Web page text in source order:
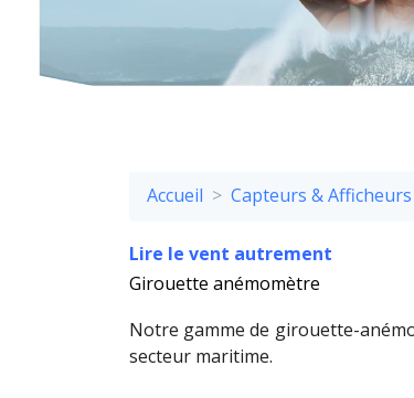
Accueil Capteurs &
Lire le vent autrement
Girouette anémomètre
Notre gamme de girouette-
secteur maritime.